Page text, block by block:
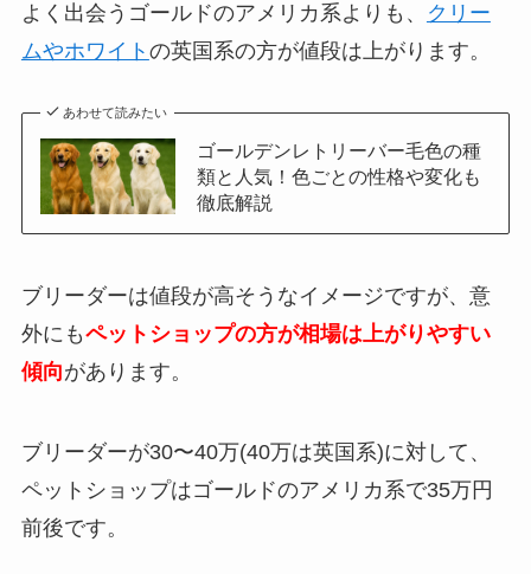
よく出会うゴールドのアメリカ系よりも、
クリー
ムやホワイト の英国系の方が値段は上がります。
あわせて読みたい
ゴールデンレトリーバー毛色の種
類と人気！色ごとの性格や変化も
徹底解説
ブリーダーは値段が高そうなイメージですが、意
外にもペットショップの方が相場は上がりやすい
傾向があります。
ブリーダーが30〜40万(40万は英国系)に対して、
ペットショップはゴールドのアメリカ系で35万円
前後です。